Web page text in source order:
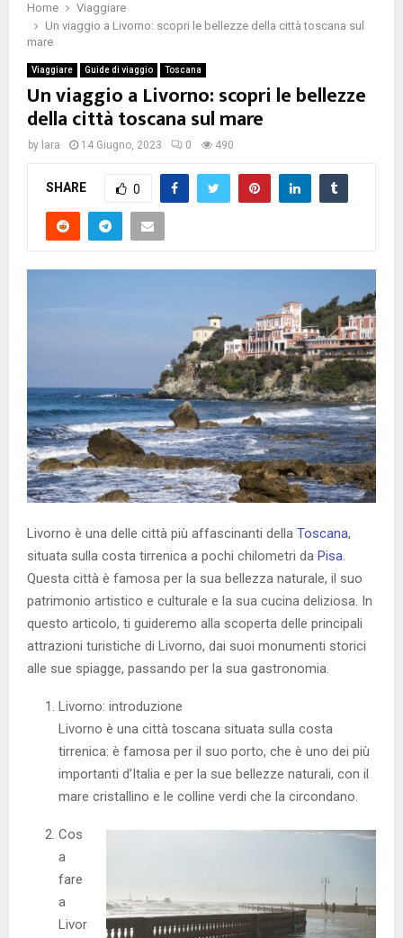
Home
Viaggiare
Un viaggio a Livorno: scopri le bellezze della città toscana sul
mare
Viaggiare Guide di viaggio Toscana
Un viaggio a Livorno: scopri le bellezze
della città toscana sul mare
by lara 14 Giugno, 2023 0 490
SHARE 0
Livorno è una delle città più affascinanti della Toscana,
situata sulla costa tirrenica a pochi chilometri da Pisa.
Questa città è famosa per la sua bellezza naturale, il suo
patrimonio artistico e culturale e la sua cucina deliziosa. In
questo articolo, ti guideremo alla scoperta delle principali
attrazioni turistiche di Livorno, dai suoi monumenti storici
alle sue spiagge, passando per la sua gastronomia.
Livorno: introduzione
Livorno è una città toscana situata sulla costa
tirrenica: è famosa per il suo porto, che è uno dei più
importanti d’Italia e per la sue bellezze naturali, con il
mare cristallino e le colline verdi che la circondano.
Cos
a
fare
a
Livor